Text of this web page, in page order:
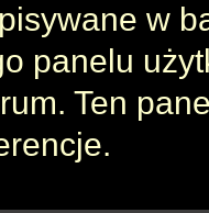
w
panelu
Ten